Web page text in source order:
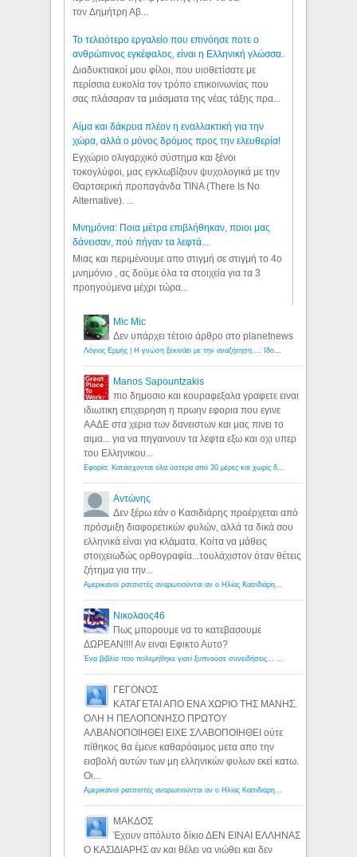
τον Δημήτρη Αβ...
Το τελειότερο εργαλείο που επινόησε ποτε ο
ανθρώπινος εγκέφαλος, είναι η Ελληνική γλώσσα.
Διαδυκτιακοί μου φίλοι, που υιοθετίσατε με
περίσσια ευκολία τον τρόπο επικοινωνίας που
σας πλάσαραν τα μιάσματα της νέας τάξης πρα...
Αίμα και δάκρυα πλέον η εναλλακτική για την
χώρα, αλλά ο μόνος δρόμος προς την ελευθερία!
Εγχώριο ολιγαρχικό σύστημα και ξένοι
τοκογλύφοι, μας εγκλωβίζουν ψυχολογικά με την
Θαρτσερική προπαγάνδα TINA (There Is No
Alternative). ...
Μνημόνια: Ποια μέτρα επιβλήθηκαν, ποιοι μας
δάνεισαν, πού πήγαν τα λεφτά...
Μιας και περιμένουμε απο στιγμή σε στιγμή το 4ο
μνημόνιο , ας δούμε όλα τα στοιχεία για τα 3
προηγούμενα μέχρι τώρα...
Mic Mic
Δεν υπάρχει τέτοιο άρθρο στο planetnews
Λόγιος Ερμής | Η γνώση ξεκινάει με την αναζήτηση...: Ιδού οι 18 που χρωστούν 11 δις ευρώ!
Manos Sapountzakis
πιο δημοσιο και κουραφεξαλα γραφετε ειναι
ιδιωτικη επιχειρηση η πρωην εφορια που εγινε
ΑΑΔΕ στα χερια των δανειστων και μας πινει το
αιμα... για να πηγαινουν τα λεφτα εξω και οχι υπερ
του Ελληνικου...
Εφορία: Κατάσχονται όλα ύστερα από 30 μέρες και χωρίς δικαστικές αποφάσεις - Λόγιος Ερμής
Αντώνης
Δεν ξέρω εάν ο Κασιδιάρης προέρχεται από
πρόσμιξη διαφορετικών φυλών, αλλά τα δικά σου
ελληνικά είναι για κλάματα. Κοίτα να μάθεις
στοιχειωδώς ορθογραφία...τουλάχιστον όταν θέτεις
ζήτημα για την...
Αμερικανοί ρατσιστές αναρωτιούνται αν ο Ηλίας Κασιδιάρης ανήκει στη λευκή φυλή... - Λόγιος Ερμής
Νικολαος46
Πως μπορουμε να το κατεβασουμε
ΔΩΡΕΑΝ!!!! Αν ειναι Εφικτο Αυτο?
Ένα βιβλίο που πολεμήθηκε γιατί ξυπνούσε συνειδήσεις... - Λόγιος Ερμής | Η γνώση ξεκινάει με την αναζήτηση...
ΓΕΓΟΝΟΣ
ΚΑΤΑΓΕΤΑΙ ΑΠΟ ΕΝΑ ΧΩΡΙΟ ΤΗΣ ΜΑΝΗΣ.
ΟΛΗ Η ΠΕΛΟΠΟΝΗΣΟ ΠΡΩΤΟΥ
ΑΛΒΑΝΟΠΟΙΗΘΕΙ ΕΙΧΕ ΣΛΑΒΟΠΟΙΗΘΕΙ ούτε
πίθηκος θα έμενε καθαρόαιμος μετα απο την
εισβολή αυτών των μη ελληνικών φυλων εκεί κατω.
Οι...
Αμερικανοί ρατσιστές αναρωτιούνται αν ο Ηλίας Κασιδιάρης ανήκει στη λευκή φυλή... - Λόγιος Ερμής
ΜΑΚΔΟΣ
Έχουν απόλυτο δίκιο ΔΕΝ ΕΙΝΑΙ ΕΛΛΗΝΑΣ
Ο ΚΑΣΙΔΙΑΡΗΣ αν και θέλει να νιώθει και δεν